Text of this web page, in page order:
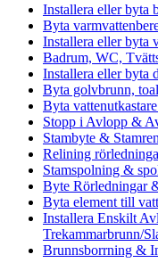
Installera eller byta
Byta
Installera eller byta
Badrum, WC,
Installera eller byta
Byta golvbrunn,
Byta
Stopp i Avlopp &
Stambyte &
Relining
Stamspolning &
Byte Rörledningar
Byta element till
Installera Enskilt
Trekammarbrunn/
Brunnsborrning &